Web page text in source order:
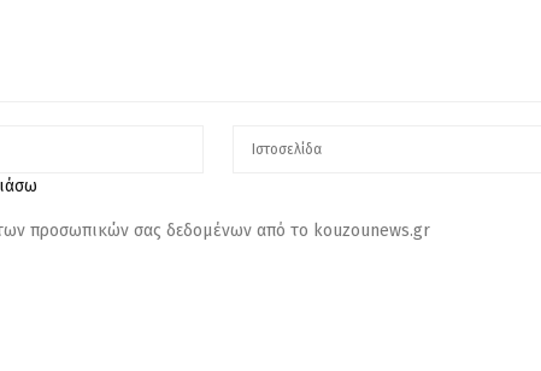
προσωπικών σας δεδομένων από το kouzounews.gr